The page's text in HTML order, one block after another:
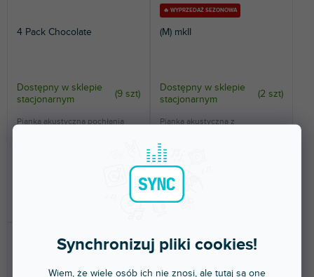
Synchronizuj pliki cookies!
Wiem, że wiele osób ich nie znosi, ale tutaj są one
4 Pack Chocolate
Dostępny w sklepie
stacjonarnym
(9 szt)
Pianka akustyczna pochłania
🔥 WYPRZEDAŻ SEZONOWA
(M) mkII
Dostępny w sklepie
stacjonarnym
(2 szt)
33,10 zł
Pianka akustyczna z
piramidy.